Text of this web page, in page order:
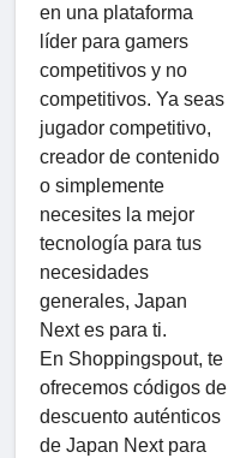
en una plataforma
líder para gamers
competitivos y no
competitivos. Ya seas
jugador competitivo,
creador de contenido
o simplemente
necesites la mejor
tecnología para tus
necesidades
generales, Japan
Next es para ti.
En Shoppingspout, te
ofrecemos códigos de
descuento auténticos
de Japan Next para